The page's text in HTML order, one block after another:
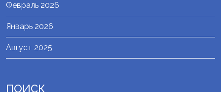
Февраль 2026
Январь 2026
Август 2025
ПОИСК